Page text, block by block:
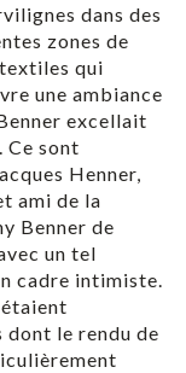
dans des
zones de
qui
une ambiance
excellait
Ce sont
Henner,
ami de la
Benner de
un tel
cadre intimiste.
le rendu de